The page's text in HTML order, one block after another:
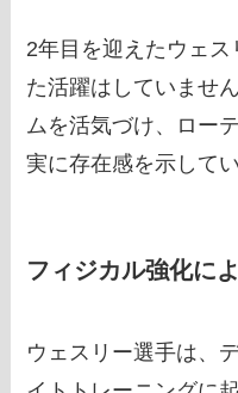
2年目を迎えたウェ
た活躍はしていませ
ムを活気づけ、ロー
実に存在感を示してい
フィジカル強化に
ウェスリー選手は、